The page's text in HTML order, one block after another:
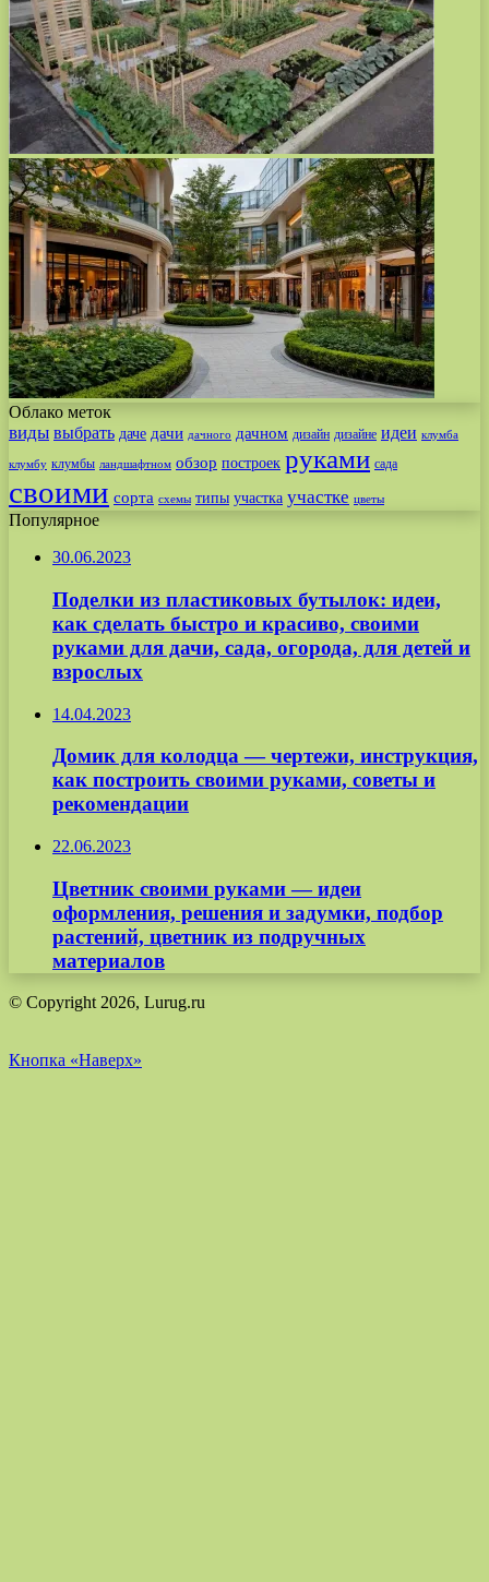
Облако меток
виды выбрать даче дачи дачного дачном дизайн дизайне идеи клумба
клумбу клумбы ландшафтном обзор построек руками сада
своими сорта схемы типы участка участке цветы
Популярное
30.06.2023
Поделки из пластиковых бутылок: идеи,
как сделать быстро и красиво, своими
руками для дачи, сада, огорода, для детей и
взрослых
14.04.2023
Домик для колодца — чертежи, инструкция,
как построить своими руками, советы и
рекомендации
22.06.2023
Цветник своими руками — идеи
оформления, решения и задумки, подбор
растений, цветник из подручных
материалов
© Copyright 2026, Lurug.ru
Кнопка «Наверх»